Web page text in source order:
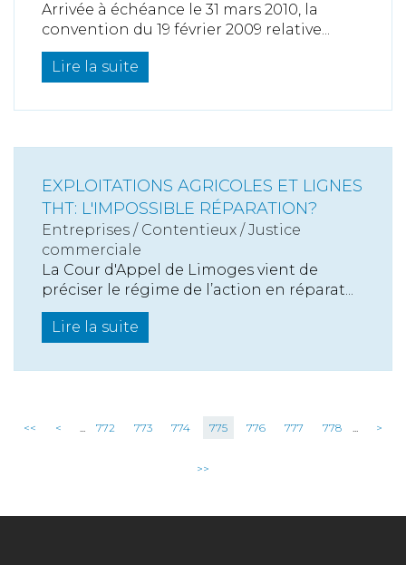
Arrivée à échéance le 31 mars 2010, la
convention du 19 février 2009 relative...
Lire la suite
EXPLOITATIONS AGRICOLES ET LIGNES
THT: L'IMPOSSIBLE RÉPARATION?
Entreprises / Contentieux / Justice
commerciale
La Cour d'Appel de Limoges vient de
préciser le régime de l’action en réparat...
Lire la suite
<< < ... 772 773 774 775 776 777 778 ... >
>>